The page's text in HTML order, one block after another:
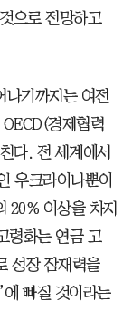
으로 전망하고
나기까지는 여전
경제협력
다. 전 세계에서
우크라이나뿐이
20% 이상을 차지
령화는 연금 고
성장 잠재력을
빠질 것이라는